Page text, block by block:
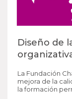
Diseño de
La Fundación
mejora de la
la formación